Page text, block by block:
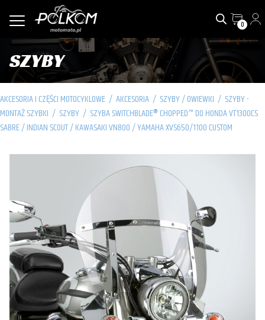
0
SZYBY
AKCESORIA I CZĘŚCI MOTOCYKLOWE / AKCESORIA / SZYBY / OWIEWKI / SZYBY -
MONTAŻ SZYBKI / SZYBY / SZYBA SWITCHBLADE® CHOPPED™ DO HONDA VT1300CS
SABRE / INDIAN SCOUT / KAWASAKI VN800 / YAMAHA XVS650/1100 CUSTOM